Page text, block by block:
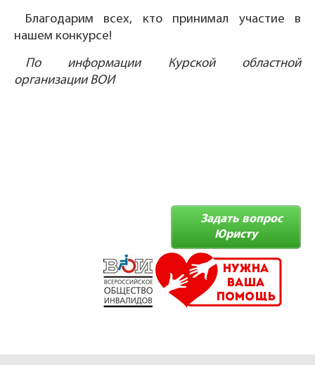
Благодарим всех, кто принимал участие в
нашем конкурсе!
По информации Курской областной
организации ВОИ
Задать вопрос
Юристу